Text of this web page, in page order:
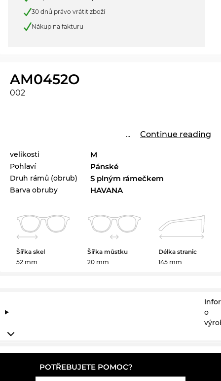
30 dnů právo vrátit zboží
Nákup na fakturu
AM0452O
002
... Continue reading
velikosti M
Pohlaví Pánské
Druh rámů (obrub) S plným rámečkem
Barva obruby HAVANA
Šířka skel
52 mm
Šířka můstku
20 mm
Délka stranic
145 mm
o
POTŘEBUJETE POMOC?